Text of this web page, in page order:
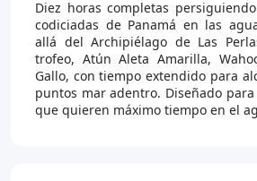
Diez horas completas
codiciadas de Panamá en las
allá del Archipiélago de Las
trofeo, Atún Aleta Amarilla,
Gallo, con tiempo extendido para
puntos mar adentro. Diseñado para
que quieren máximo tiempo en el